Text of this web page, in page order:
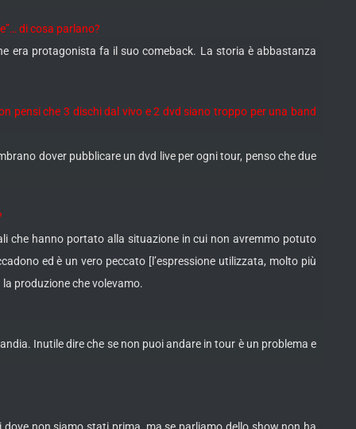
di cosa parlano?
era protagonista fa il suo comeback. La storia è abbastanza
pensi che 3 dischi dal vivo e 2 dvd siano troppo per una band
dover pubblicare un dvd live per ogni tour, penso che due
che hanno portato alla situazione in cui non avremmo potuto
ed è un vero peccato [l’espressione utilizzata, molto più
produzione che volevamo.
Inutile dire che se non puoi andare in tour è un problema e